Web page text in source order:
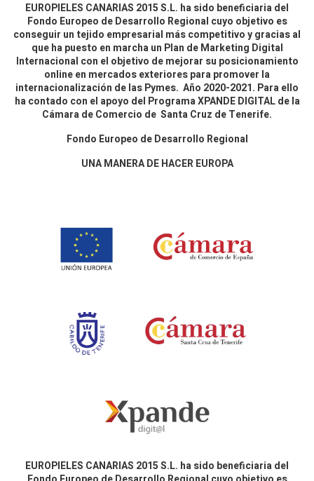
EUROPIELES CANARIAS 2015 S.L. ha sido beneficiaria del
Fondo Europeo de Desarrollo Regional cuyo objetivo es
conseguir un tejido empresarial más competitivo y gracias al
que ha puesto en marcha un Plan de Marketing Digital
Internacional con el objetivo de mejorar su posicionamiento
online en mercados exteriores para promover la
internacionalización de las Pymes. Año 2020-2021. Para ello
ha contado con el apoyo del Programa XPANDE DIGITAL de la
Cámara de Comercio de Santa Cruz de Tenerife.
Fondo Europeo de Desarrollo Regional
UNA MANERA DE HACER EUROPA
EUROPIELES CANARIAS 2015 S.L. ha sido beneficiaria del